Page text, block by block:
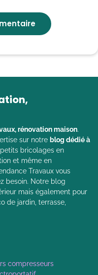
rénovation maison.
sur notre blog dédié à
bricolages en
et même en
Travaux vous
besoin. Notre blog
mais également pour
de jardin, terrasse,
compresseurs